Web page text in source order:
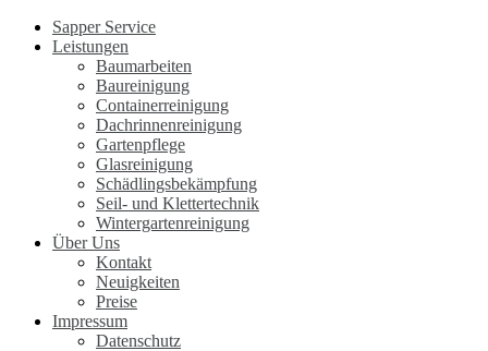
Sapper Service
Leistungen
Baumarbeiten
Baureinigung
Containerreinigung
Dachrinnenreinigung
Gartenpflege
Glasreinigung
Schädlingsbekämpfung
Seil- und Klettertechnik
Wintergartenreinigung
Über Uns
Kontakt
Neuigkeiten
Preise
Impressum
Datenschutz